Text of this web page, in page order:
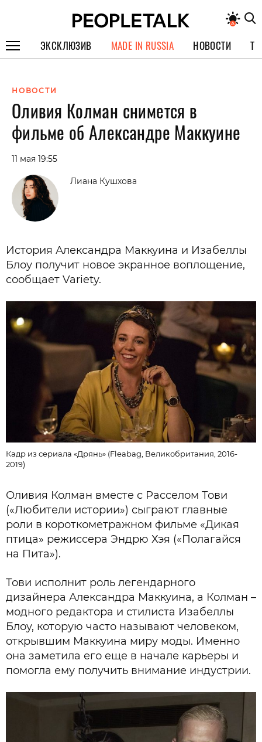
ЭКСКЛЮЗИВ
СПЕЦПРОЕКТЫ
ИНТЕРВЬЮ
ПОКОЛЕНИЕ
MADE IN RUSSIA НОВОСТИ
НОВОСТИ
Оливия Колман снимется в
фильме об Александре Маккуине
11 мая 19:55
Лиана Кушхова
История Александра Маккуина и Изабеллы
Блоу получит новое экранное воплощение,
сообщает Variety.
Кадр из сериала «Дрянь» (Fleabag, Великобритания, 2016-
2019)
Оливия Колман вместе с Расселом Тови
(«Любители истории») сыграют главные
роли в короткометражном фильме «Дикая
птица» режиссера Эндрю Хэя («Полагайся
на Пита»).
Тови исполнит роль легендарного
дизайнера Александра Маккуина, а Колман –
модного редактора и стилиста Изабеллы
Блоу, которую часто называют человеком,
открывшим Маккуина миру моды. Именно
она заметила его еще в начале карьеры и
помогла ему получить внимание индустрии.